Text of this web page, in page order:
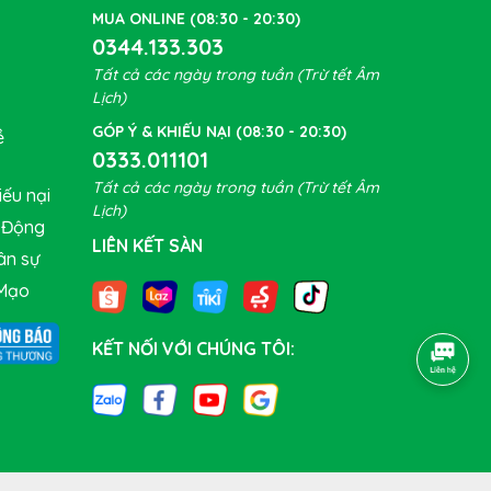
nại
sự
MUA ONLINE (08:30 - 20:30)
0344.133.303
Tất cả các ngày trong tuần (Trừ tết Âm
Lịch)
GÓP Ý & KHIẾU NẠI (08:30 - 20:30)
0333.011101
Tất cả các ngày trong tuần (Trừ tết Âm
Lịch)
LIÊN KẾT SÀN
KẾT NỐI VỚI CHÚNG TÔI: